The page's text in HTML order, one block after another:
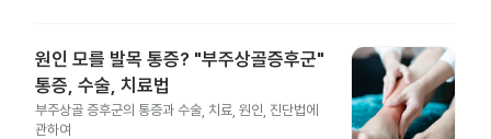
원인 모를 발목 통증? "부주상골증후군"
통증, 수술, 치료법
부주상골 증후군의 통증과 수술, 치료, 원인, 진단법에
관하여